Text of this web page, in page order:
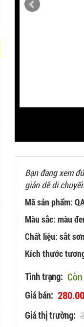
Bạn đang xem
giản dễ di
Mã sản phẩm:
Màu sắc: màu
Chất liệu: sắt
Kích thước
Tình trạng:
Giá bán:
Giá thị trường: